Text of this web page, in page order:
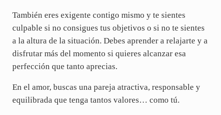
También eres exigente contigo mismo y te sientes
culpable si no consigues tus objetivos o si no te sientes
a la altura de la situación. Debes aprender a relajarte y a
disfrutar más del momento si quieres alcanzar esa
perfección que tanto aprecias.
En el amor, buscas una pareja atractiva, responsable y
equilibrada que tenga tantos valores… como tú.